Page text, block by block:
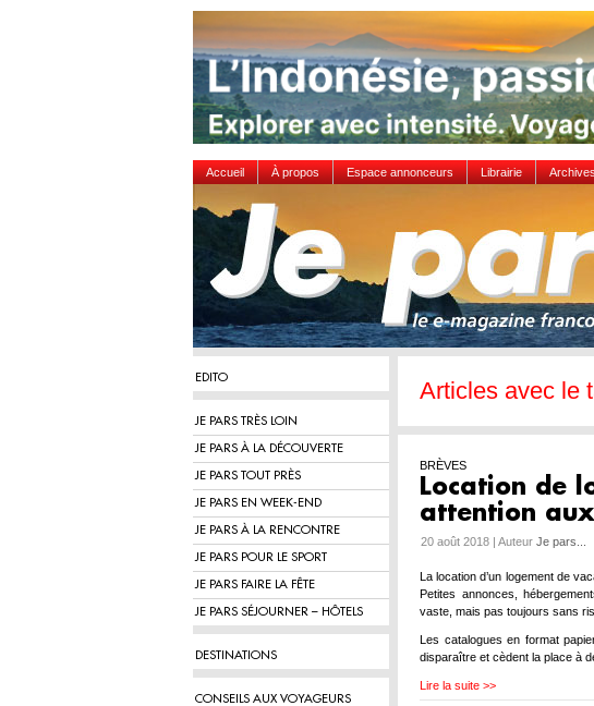
Accueil À propos Espace annonceurs Librairie
EDITO
JE PARS TRÈS LOIN
JE PARS À LA DÉCOUVERTE
JE PARS TOUT PRÈS
JE PARS EN WEEK-END
JE PARS À LA RENCONTRE
JE PARS POUR LE SPORT
JE PARS FAIRE LA FÊTE
JE PARS SÉJOURNER – HÔTELS
DESTINATIONS
CONSEILS AUX VOYAGEURS
Articles avec le
BRÈVES
Location de
attention
20 août 2018 | Auteur Je pars...
La location d’un logement de
Petites annonces,
vaste, mais pas toujours sans
Les catalogues en format
disparaître et cèdent la place à
Lire la suite >>